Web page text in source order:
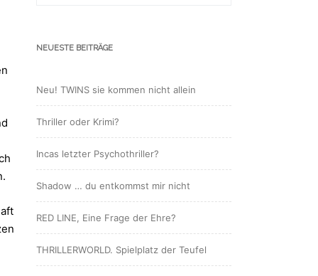
NEUESTE BEITRÄGE
Neu! TWINS sie kommen nicht allein
Thriller oder Krimi?
Incas letzter Psychothriller?
Shadow … du entkommst mir nicht
RED LINE, Eine Frage der Ehre?
THRILLERWORLD. Spielplatz der Teufel